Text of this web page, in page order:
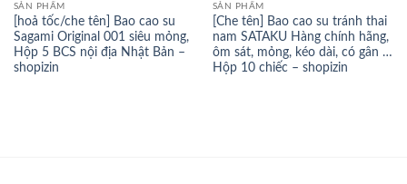
SẢN PHẨM
[hoả tốc/che tên] Bao cao su
Sagami Original 001 siêu mỏng,
Hộp 5 BCS nội địa Nhật Bản –
shopizin
SẢN PHẨM
[Che tên] Bao cao su tránh thai
nam SATAKU Hàng chính hãng,
ôm sát, mỏng, kéo dài, có gân …
Hộp 10 chiếc – shopizin